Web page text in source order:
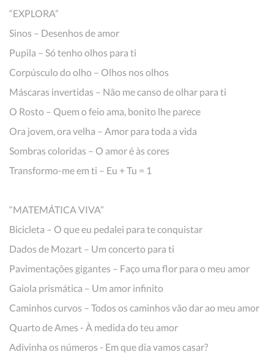
“EXPLORA”
Sinos – Desenhos de amor
Pupila – Só tenho olhos para ti
Corpúsculo do olho – Olhos nos olhos
Máscaras invertidas – Não me canso de olhar para ti
O Rosto – Quem o feio ama, bonito lhe parece
Ora jovem, ora velha – Amor para toda a vida
Sombras coloridas – O amor é às cores
Transformo-me em ti – Eu + Tu = 1
“MATEMÁTICA VIVA”
Bicicleta – O que eu pedalei para te conquistar
Dados de Mozart – Um concerto para ti
Pavimentações gigantes – Faço uma flor para o meu amor
Gaiola prismática – Um amor infinito
Caminhos curvos – Todos os caminhos vão dar ao meu amor
Quarto de Ames - À medida do teu amor
Adivinha os números - Em que dia vamos casar?